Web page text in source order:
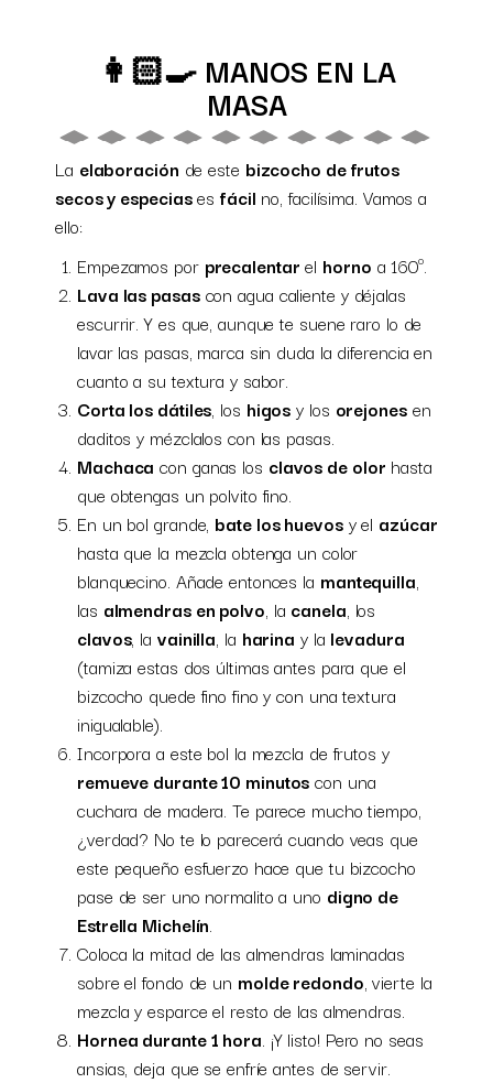
👩🏻‍🍳 MANOS EN LA
MASA
La elaboración de este bizcocho de frutos
secos y especiasesfácil no, facilísima. Vamos a
ello:
Empezamos por precalentarel horno a 160º.
Lava las pasascon agua caliente y déjalas
escurrir. Y es que, aunque te suene raro lo de
lavar las pasas, marca sin duda la diferencia en
cuanto a su textura y sabor.
Corta los dátiles, los higosy los orejonesen
daditos y mézclalos con las pasas.
Machaca con ganas los clavos de olor hasta
que obtengas un polvito fino.
En un bol grande, bate los huevosy el azúcar
hasta que la mezcla obtenga un color
blanquecino. Añade entonces la mantequilla,
las almendras en polvo, la canela, los
clavos, la vainilla, la harina y la levadura
(tamiza estas dos últimas antes para que el
bizcocho quede fino fino y con una textura
inigualable).
Incorpora a este bol la mezcla de frutos y
remueve durante 10 minutoscon una
cuchara de madera. Te parece mucho tiempo,
¿verdad? No te lo parecerá cuando veas que
este pequeño esfuerzo hace que tu bizcocho
pase de ser uno normalito a uno digno de
Estrella Michelín.
Coloca la mitad de las almendras laminadas
sobre el fondo de un molde redondo, vierte la
mezcla y esparce el resto de las almendras.
Hornea durante 1 hora. ¡Y listo! Pero no seas
ansias, deja que se enfríe antes de servir.